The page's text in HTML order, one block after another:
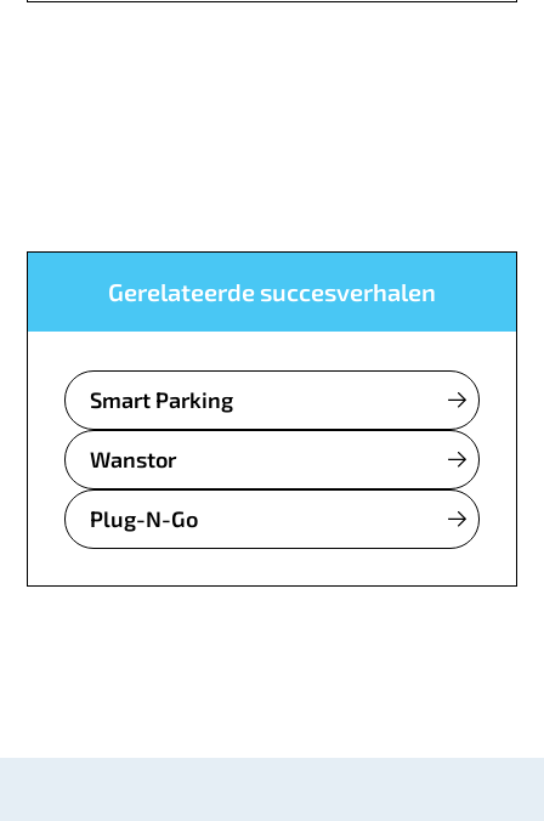
Gerelateerde succesverhalen
Smart Parking
Wanstor
Plug-N-Go